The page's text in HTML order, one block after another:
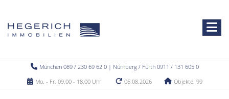
München 089 / 230 69 62 0 | Nürnberg / Fürth 0911 / 131 605 0
Mo. - Fr. 09.00 - 18.00 Uhr
06.08.2026 Objekte: 99